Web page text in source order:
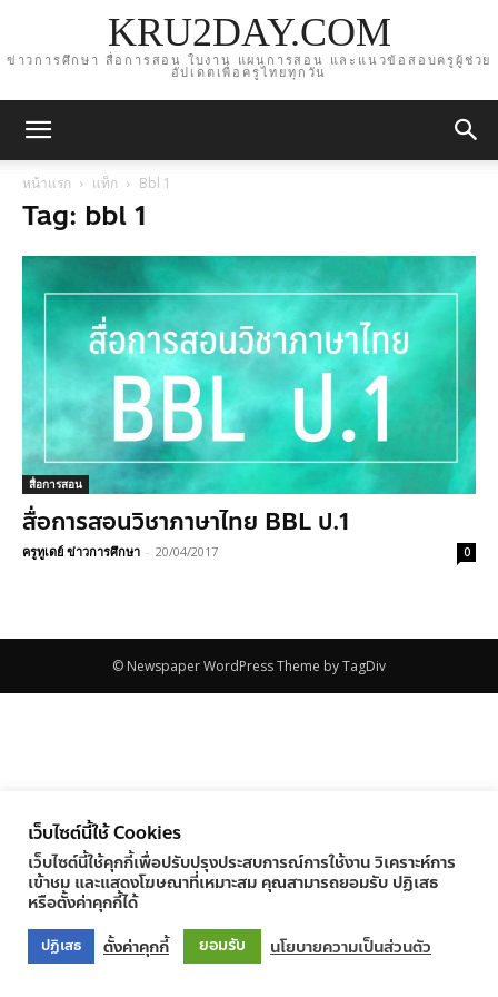
KRU2DAY.COM
ข่าวการศึกษา สื่อการสอน ใบงาน แผนการสอน และแนวข้อสอบครูผู้ช่วย
อัปเดตเพื่อครูไทยทุกวัน
หน้าแรก แท็ก Bbl 1
Tag: bbl 1
สื่อการสอน
สื่อการสอนวิชาภาษาไทย BBL ป.1
ครูทูเดย์ ข่าวการศึกษา - 20/04/2017 0
© Newspaper WordPress Theme by TagDiv
เว็บไซต์นี้ใช้ Cookies
เว็บไซต์นี้ใช้คุกกี้เพื่อปรับปรุงประสบการณ์การใช้งาน วิเคราะห์การ
เข้าชม และแสดงโฆษณาที่เหมาะสม คุณสามารถยอมรับ ปฏิเสธ
หรือตั้งค่าคุกกี้ได้
ปฏิเสธ ตั้งค่าคุกกี้ ยอมรับ นโยบายความเป็นส่วนตัว